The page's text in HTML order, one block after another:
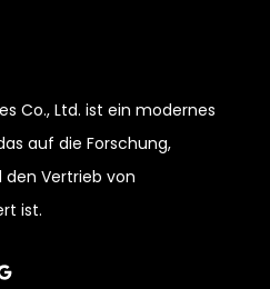
Co., Ltd. ist ein modernes
auf die Forschung,
den Vertrieb von
ist.